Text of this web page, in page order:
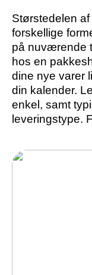
Størstedelen
forskellige
på nuværende
hos en
dine nye varer
din kalender.
enkel, samt
leveringstype.